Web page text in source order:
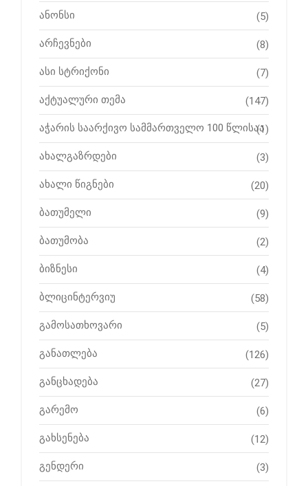
ანონსი (5)
არჩევნები (8)
ასი სტრიქონი (7)
აქტუალური თემა (147)
აჭარის საარქივო სამმართველო 100 წლისაა
(1)
ახალგაზრდები (3)
ახალი წიგნები (20)
ბათუმელი (9)
ბათუმობა (2)
ბიზნესი (4)
ბლიცინტერვიუ (58)
გამოსათხოვარი (5)
განათლება (126)
განცხადება (27)
გარემო (6)
გახსენება (12)
გენდერი (3)